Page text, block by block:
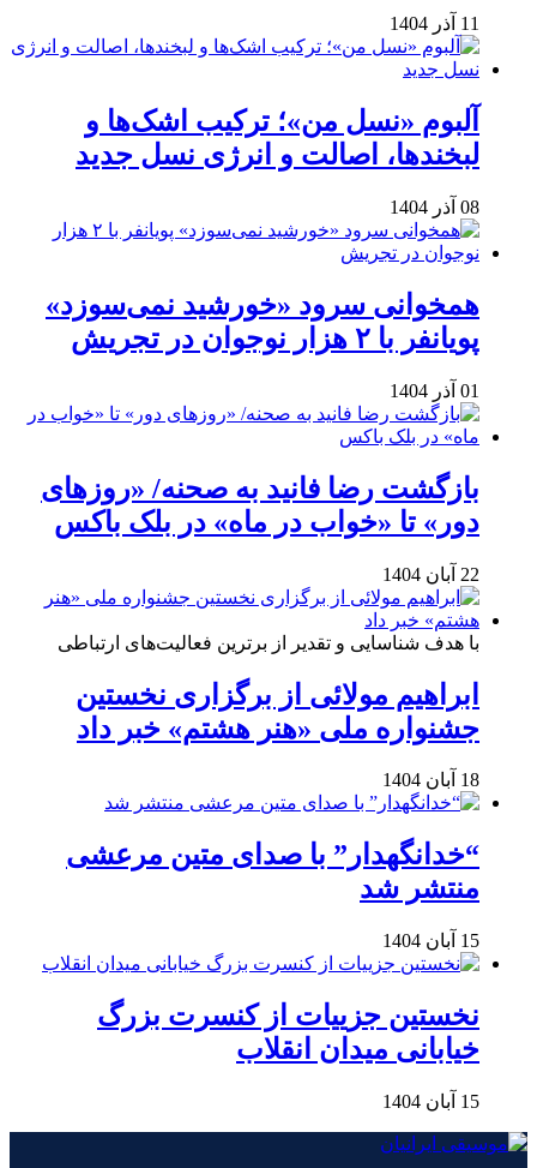
11 آذر 1404
آلبوم «نسل من»؛ ترکیب اشک‌ها و
لبخندها، اصالت و انرژی نسل جدید
08 آذر 1404
همخوانی سرود «خورشید نمی‌سوزد»
پویانفر با ۲ هزار نوجوان در تجریش
01 آذر 1404
بازگشت رضا فانید به صحنه/ «روزهای
دور» تا «خواب در ماه» در بلک باکس
22 آبان 1404
با هدف شناسایی و تقدیر از برترین فعالیت‌های ارتباطی
ابراهیم مولائی از برگزاری نخستین
جشنواره ملی «هنر هشتم» خبر داد
18 آبان 1404
“خدانگهدار” با صدای متین مرعشی
منتشر شد
15 آبان 1404
نخستین جزییات از کنسرت بزرگ
خیابانی میدان انقلاب
15 آبان 1404